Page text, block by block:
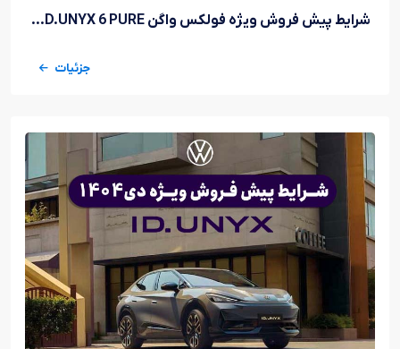
شرایط پیش فروش ویژه فولکس واگن ID.UNYX 6 PURE بهمن ۱۴۰۴
جزئیات